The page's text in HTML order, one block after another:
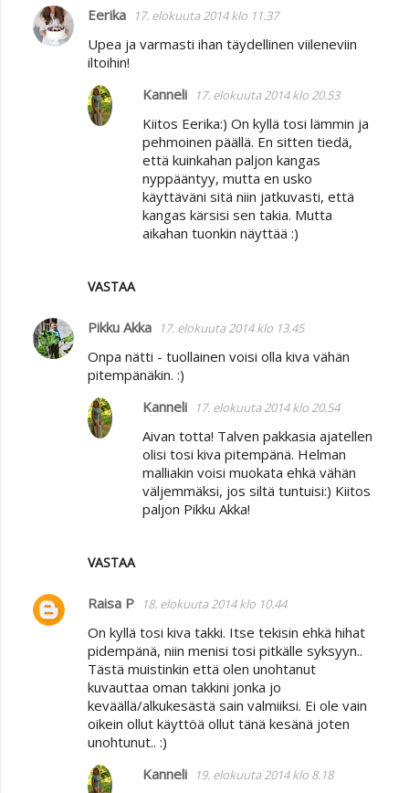
Eerika 17. elokuuta 2014 klo 11.37
Upea ja varmasti ihan täydellinen viileneviin
iltoihin!
VASTAA
Kanneli 17. elokuuta 2014 klo 20.53
Kiitos Eerika:) On kyllä tosi lämmin ja
pehmoinen päällä. En sitten tiedä,
että kuinkahan paljon kangas
nyppääntyy, mutta en usko
käyttäväni sitä niin jatkuvasti, että
kangas kärsisi sen takia. Mutta
aikahan tuonkin näyttää :)
Pikku Akka 17. elokuuta 2014 klo 13.45
Onpa nätti - tuollainen voisi olla kiva vähän
pitempänäkin. :)
VASTAA
Kanneli 17. elokuuta 2014 klo 20.54
Aivan totta! Talven pakkasia ajatellen
olisi tosi kiva pitempänä. Helman
malliakin voisi muokata ehkä vähän
väljemmäksi, jos siltä tuntuisi:) Kiitos
paljon Pikku Akka!
Raisa P 18. elokuuta 2014 klo 10.44
On kyllä tosi kiva takki. Itse tekisin ehkä hihat
pidempänä, niin menisi tosi pitkälle syksyyn..
Tästä muistinkin että olen unohtanut
kuvauttaa oman takkini jonka jo
keväällä/alkukesästä sain valmiiksi. Ei ole vain
oikein ollut käyttöä ollut tänä kesänä joten
unohtunut.. :)
Kanneli 19. elokuuta 2014 klo 8.18